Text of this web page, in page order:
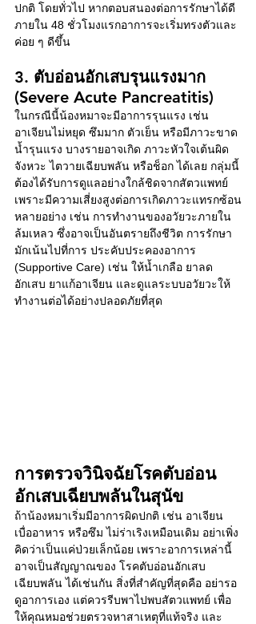
ปกติ โดยทั่วไป หากตอบสนองต่อการรักษาได้ดี
ภายใน 48 ชั่วโมงแรกอาการจะเริ่มทรงตัวและ
ค่อย ๆ ดีขึ้น
3. ตับอ่อนอักเสบรุนแรงมาก
(Severe Acute Pancreatitis)
ในกรณีนี้น้องหมาจะมีอาการรุนแรง เช่น
อาเจียนไม่หยุด ซึมมาก ตัวเย็น หรือมีภาวะขาด
น้ำรุนแรง บางรายอาจเกิด ภาวะหัวใจเต้นผิด
จังหวะ ไตวายเฉียบพลัน หรือช็อก ได้เลย กลุ่มนี้
ต้องได้รับการดูแลอย่างใกล้ชิดจากสัตวแพทย์
เพราะมีความเสี่ยงสูงต่อการเกิดภาวะแทรกซ้อน
หลายอย่าง เช่น การทำงานของอวัยวะภายใน
ล้มเหลว ซึ่งอาจเป็นอันตรายถึงชีวิต การรักษา
มักเน้นไปที่การ ประคับประคองอาการ
(Supportive Care) เช่น ให้น้ำเกลือ ยาลด
อักเสบ ยาแก้อาเจียน และดูแลระบบอวัยวะให้
ทำงานต่อได้อย่างปลอดภัยที่สุด
การตรวจวินิจฉัยโรคตับอ่อน
อักเสบเฉียบพลันในสุนัข
ถ้าน้องหมาเริ่มมีอาการผิดปกติ เช่น อาเจียน
เบื่ออาหาร หรือซึม ไม่ร่าเริงเหมือนเดิม อย่าเพิ่ง
คิดว่าเป็นแค่ป่วยเล็กน้อย เพราะอาการเหล่านี้
อาจเป็นสัญญาณของ โรคตับอ่อนอักเสบ
เฉียบพลัน ได้เช่นกัน สิ่งที่สำคัญที่สุดคือ อย่ารอ
ดูอาการเอง แต่ควรรีบพาไปพบสัตวแพทย์ เพื่อ
ให้คุณหมอช่วยตรวจหาสาเหตุที่แท้จริง และ